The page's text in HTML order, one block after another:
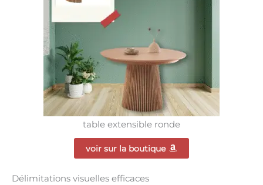
table extensible ronde
voir sur la boutique
Délimitations visuelles efficaces